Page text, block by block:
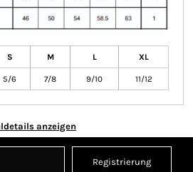
S M L XL
5/6 7/8 9/10 11/12
anzeigen
Registrierung